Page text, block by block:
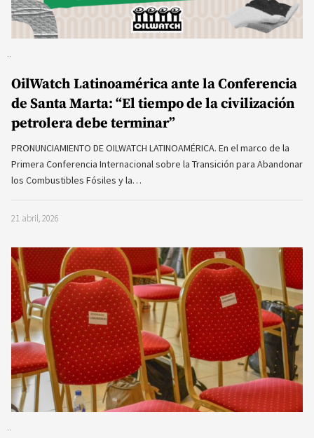
OilWatch Latinoamérica ante la Conferencia
de Santa Marta: “El tiempo de la civilización
petrolera debe terminar”
PRONUNCIAMIENTO DE OILWATCH LATINOAMÉRICA. En el marco de la
Primera Conferencia Internacional sobre la Transición para Abandonar
los Combustibles Fósiles y la…
21 abril, 2026